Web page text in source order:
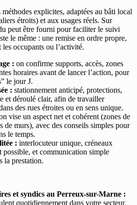
explicites, adaptées au bâti local
étroits) et aux usages réels. Sur
peut être fourni pour faciliter le suivi
le même : une remise en ordre propre,
occupants ou l’activité.
: on confirme supports, accès, zones
horaires avant de lancer l’action, pour
le jour J.
: stationnement anticipé, protections,
et déroulé clair, afin de travailler
des rues étroites ou en sens unique.
vise un aspect net et cohérent (zones de
de murs), avec des conseils simples pour
le temps.
: interlocuteur unique, créneaux
possible, et communication simple
la prestation.
et syndics au Perreux-sur-Marne :
quotidiennement dans votre secteur.